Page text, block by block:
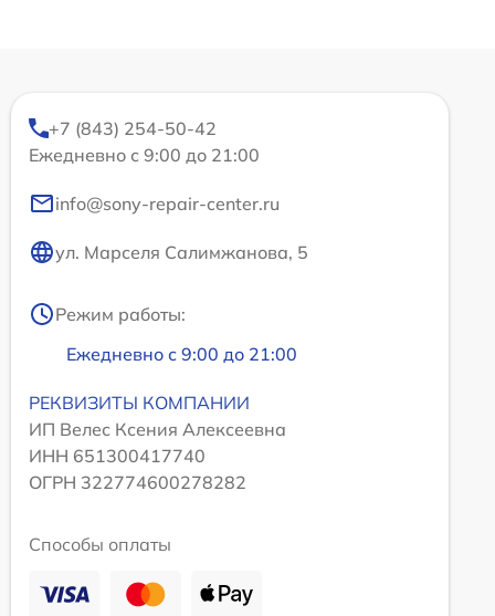
+7 (843) 254-50-42
Ежедневно с 9:00 до 21:00
info@sony-repair-center.ru
ул. Марселя Салимжанова, 5
Режим работы:
Ежедневно с 9:00 до 21:00
РЕКВИЗИТЫ КОМПАНИИ
ИП Велес Ксения Алексеевна
ИНН 651300417740
ОГРН 322774600278282
Способы оплаты